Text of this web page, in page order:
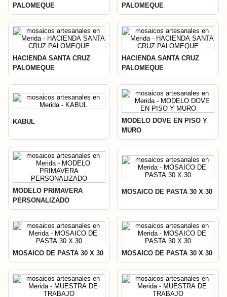
PALOMEQUE
PALOMEQUE
HACIENDA SANTA CRUZ
PALOMEQUE
HACIENDA SANTA CRUZ
PALOMEQUE
KABUL
MODELO DOVE EN PISO Y
MURO
MODELO PRIMAVERA
PERSONALIZADO
MOSAICO DE PASTA 30 X 30
MOSAICO DE PASTA 30 X 30 MOSAICO DE PASTA 30 X 30